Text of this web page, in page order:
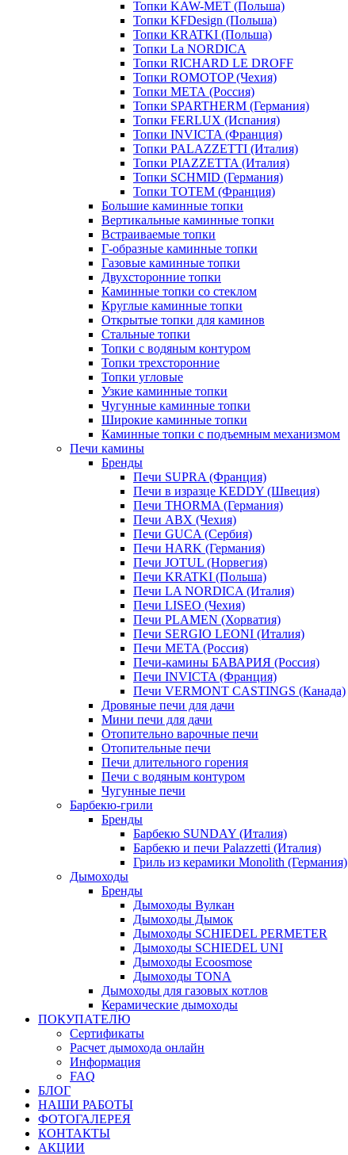
Топки KAW-MET (Польша)
Топки KFDesign (Польша)
Топки KRATKI (Польша)
Топки La NORDICA
Топки RICHARD LE DROFF
Топки ROMOTOP (Чехия)
Топки МЕТА (Россия)
Топки SPARTHERM (Германия)
Топки FERLUX (Испания)
Топки INVICTA (Франция)
Топки PALAZZETTI (Италия)
Топки PIAZZETTA (Италия)
Топки SCHMID (Германия)
Топки TOTEM (Франция)
Большие каминные топки
Вертикальные каминные топки
Встраиваемые топки
Г-образные каминные топки
Газовые каминные топки
Двухсторонние топки
Каминные топки со стеклом
Круглые каминные топки
Открытые топки для каминов
Стальные топки
Топки с водяным контуром
Топки трехсторонние
Топки угловые
Узкие каминные топки
Чугунные каминные топки
Широкие каминные топки
Каминные топки с подъемным механизмом
Печи камины
Бренды
Печи SUPRA (Франция)
Печи в изразце KEDDY (Швеция)
Печи THORMA (Германия)
Печи ABX (Чехия)
Печи GUCA (Сербия)
Печи HARK (Германия)
Печи JOTUL (Норвегия)
Печи KRATKI (Польша)
Печи LA NORDICA (Италия)
Печи LISEO (Чехия)
Печи PLAMEN (Хорватия)
Печи SERGIO LEONI (Италия)
Печи META (Россия)
Печи-камины БАВАРИЯ (Россия)
Печи INVICTA (Франция)
Печи VERMONT CASTINGS (Канада)
Дровяные печи для дачи
Мини печи для дачи
Отопительно варочные печи
Отопительные печи
Печи длительного горения
Печи с водяным контуром
Чугунные печи
Барбекю-грили
Бренды
Барбекю SUNDAY (Италия)
Барбекю и печи Palazzetti (Италия)
Гриль из керамики Monolith (Германия)
Дымоходы
Бренды
Дымоходы Вулкан
Дымоходы Дымок
Дымоходы SCHIEDEL PERMETER
Дымоходы SCHIEDEL UNI
Дымоходы Ecoosmose
Дымоходы TONA
Дымоходы для газовых котлов
Керамические дымоходы
ПОКУПАТЕЛЮ
Сертификаты
Расчет дымохода онлайн
Информация
FAQ
БЛОГ
НАШИ РАБОТЫ
ФОТОГАЛЕРЕЯ
КОНТАКТЫ
АКЦИИ